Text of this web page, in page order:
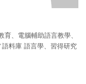
、電腦輔助語言教學、
料庫 語言學、習得研究